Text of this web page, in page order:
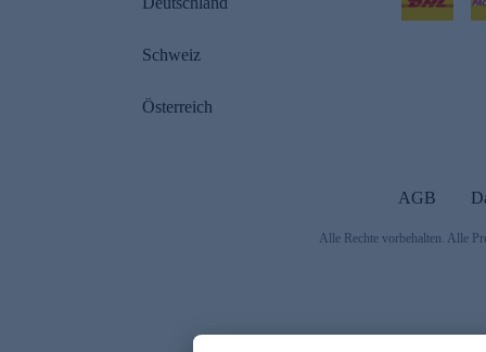
Schweiz
Österreich
AGB
Alle Rechte vorbehalten. Alle